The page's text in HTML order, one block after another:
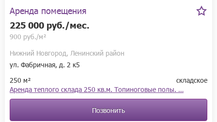
Аренда помещения
225 000 руб./мес.
900 руб./м²
Нижний Новгород, Ленинский район
ул. Фабричная, д. 2 к5
250 м²
складское
Аренда теплого склада 250 кв.м. Топиноговые полы. …
Позвонить